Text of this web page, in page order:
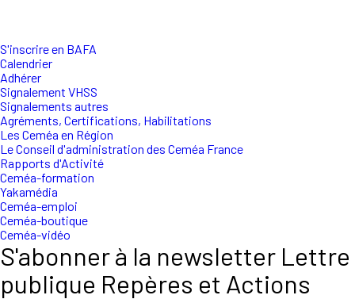
S'inscrire en BAFA
Calendrier
Adhérer
Signalement VHSS
Signalements autres
Agréments, Certifications, Habilitations
Les Ceméa en Région
Le Conseil d'administration des Ceméa France
Rapports d'Activité
Ceméa-formation
Yakamédia
Ceméa-emploi
Ceméa-boutique
Ceméa-vidéo
S'abonner à la newsletter Lettre
publique Repères et Actions